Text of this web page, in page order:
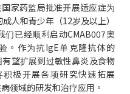
家药监局批准开展适应症为
人和青少年（12岁及以上）
们已经顺利启动CMAB007奥
。作为抗IgE单克隆抗体的
望扩展到过敏性鼻炎及食物
极开展各项研究快速拓展
领域的研发和治疗应用。